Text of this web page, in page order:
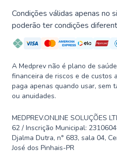
Condições válidas apenas no
poderão ter condições
A Medprev não é plano de
financeira de riscos e de custos
paga apenas quando usar, sem
ou anuidades.
MEDPREV.ONLINE SOLUÇÕES
62 / Inscrição Municipal:
Djalma Dutra, n° 683, sala 04,
José dos Pinhais-PR